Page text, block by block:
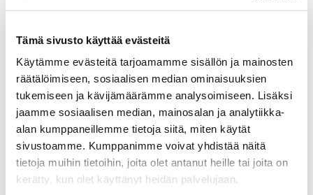
Tämä sivusto käyttää evästeitä
Käytämme evästeitä tarjoamamme sisällön ja mainosten
räätälöimiseen, sosiaalisen median ominaisuuksien
tukemiseen ja kävijämäärämme analysoimiseen. Lisäksi
jaamme sosiaalisen median, mainosalan ja analytiikka-
alan kumppaneillemme tietoja siitä, miten käytät
sivustoamme. Kumppanimme voivat yhdistää näitä
tietoja muihin tietoihin, joita olet antanut heille tai joita on
kerätty, kun olet käyttänyt heidän palvelujaan.
2022
Tämä Keskuskauppakamarin Kiina-katsaus on
ajankohtainen tietopaketti yrityksille Kiinasta.
Asiantuntijoiden kirjoituksissa käsitellään
Kiinan, Suomen ja EU:n kauppasuhteita, Kiinan
taloutta sekä Kiinan ja Venäjän suhteita.
Katsauksen lopussa on tietopaketti